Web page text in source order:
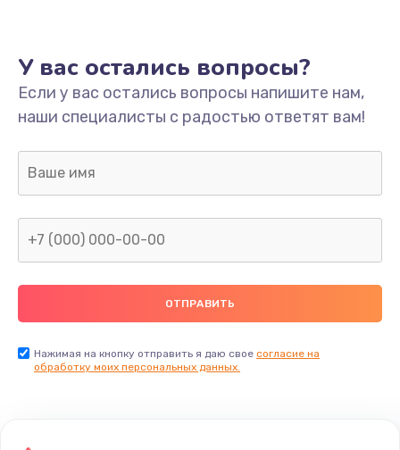
У вас остались вопросы?
Если у вас остались вопросы напишите нам,
наши специалисты с радостью ответят вам!
Нажимая на кнопку отправить я даю свое согласие на
обработку моих персональных данных.